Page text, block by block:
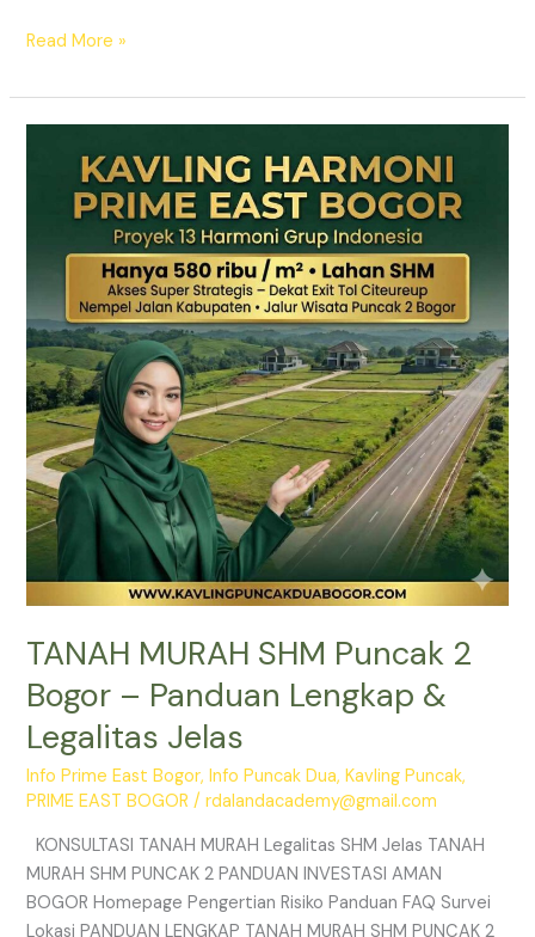
Read More »
TANAH MURAH SHM Puncak 2
Bogor – Panduan Lengkap &
Legalitas Jelas
Info Prime East Bogor,Info Puncak Dua,Kavling Puncak,
PRIME EAST BOGOR /rdalandacademy@gmail.com
KONSULTASI TANAH MURAH Legalitas SHM Jelas TANAH
MURAH SHM PUNCAK 2 PANDUAN INVESTASI AMAN
BOGOR Homepage Pengertian Risiko Panduan FAQ Survei
Lokasi PANDUAN LENGKAP TANAH MURAH SHM PUNCAK 2
MURAH
Puncak
Panduan
Lengkap
&
Legalitas
Jelas